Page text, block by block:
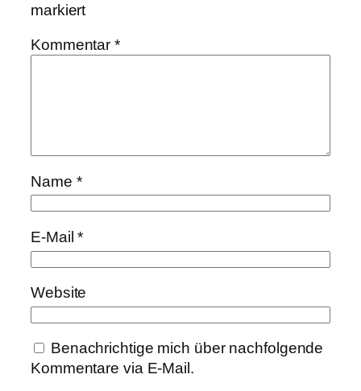
markiert
Kommentar*
Name *
E-Mail*
Website
Benachrichtige mich über nachfolgende
Kommentare via E-Mail.